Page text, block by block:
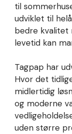
til
udviklet til
bedre
levetid kan
Tagpap har
Hvor det
midlertidig
og moderne
uden større